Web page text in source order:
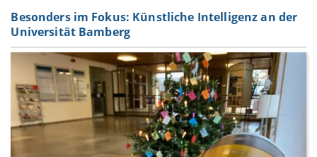
Besonders im Fokus: Künstliche Intelligenz an der
Universität Bamberg